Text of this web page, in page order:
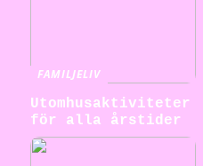
FAMILJELIV
Utomhusaktiviteter
för alla årstider